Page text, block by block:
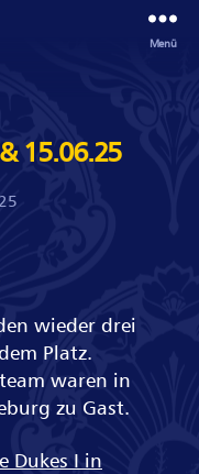
Menü
15.06.25
wieder drei
Platz.
waren in
zu Gast.
Dukes I in